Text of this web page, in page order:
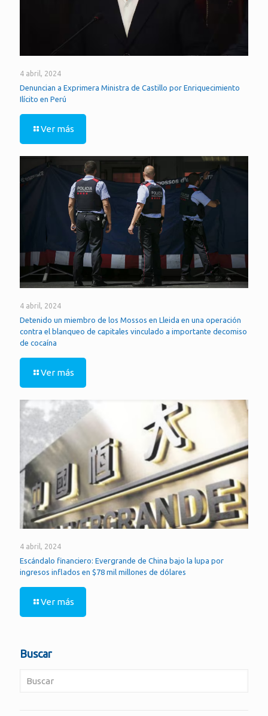
4 abril, 2024
Denuncian a Exprimera Ministra de Castillo por Enriquecimiento
Ilícito en Perú
Ver más
4 abril, 2024
Detenido un miembro de los Mossos en Lleida en una operación
contra el blanqueo de capitales vinculado a importante decomiso
de cocaína
Ver más
4 abril, 2024
Escándalo financiero: Evergrande de China bajo la lupa por
ingresos inflados en $78 mil millones de dólares
Ver más
Buscar